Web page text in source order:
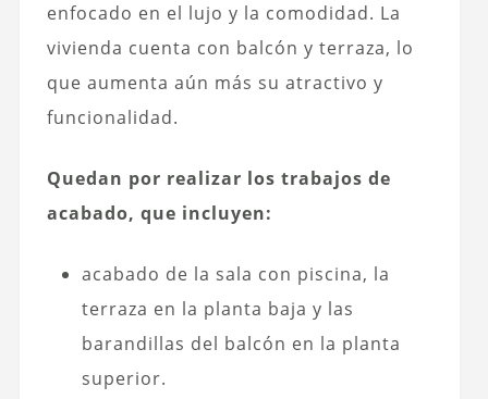
enfocado en el lujo y la comodidad. La
vivienda cuenta con balcón y terraza, lo
que aumenta aún más su atractivo y
funcionalidad.
Quedan por realizar los trabajos de
acabado, que incluyen:
acabado de la sala con piscina, la
terraza en la planta baja y las
barandillas del balcón en la planta
superior.